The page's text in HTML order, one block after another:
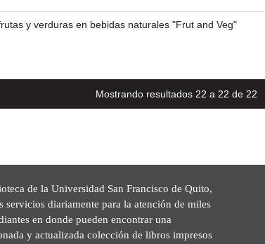
y verduras en bebidas naturales "Frut and Veg"
Mostrando resultados 22 a 22 de 22
de la Universidad San Francisco de Quito,
servicios diariamente para la atención de miles
en donde pueden encontrar una
y actualizada colección de libros impresos